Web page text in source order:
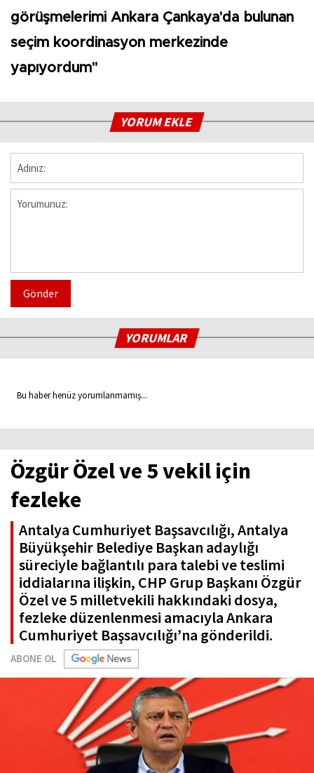
görüşmelerimi Ankara Çankaya'da bulunan
seçim koordinasyon merkezinde
yapıyordum"
YORUM EKLE
Gönder
YORUMLAR
Bu haber henüz yorumlanmamış...
Özgür Özel ve 5 vekil için
fezleke
Antalya Cumhuriyet Başsavcılığı, Antalya
Büyükşehir Belediye Başkan adaylığı
süreciyle bağlantılı para talebi ve teslimi
iddialarına ilişkin, CHP Grup Başkanı Özgür
Özel ve 5 milletvekili hakkındaki dosya,
fezleke düzenlenmesi amacıyla Ankara
Cumhuriyet Başsavcılığı’na gönderildi.
ABONE OL